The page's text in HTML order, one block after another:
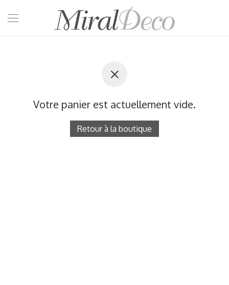
Votre panier est actuellement vide.
Retour à la boutique